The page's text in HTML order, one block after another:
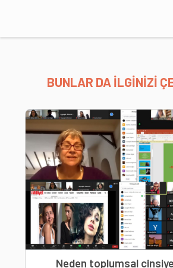
BUNLAR DA İLGİNİZİ
Neden toplumsal